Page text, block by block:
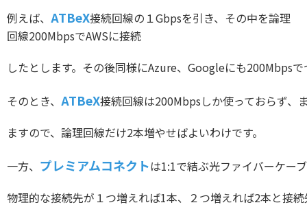
例えば、 ATBeX接続回線の１Gbpsを引き、その中を論理
回線200MbpsでAWSに接続
したとします。その後同様にAzure、Googleにも200Mbps
そのとき、 ATBeX接続回線は200Mbpsしか使っておらず、
ますので、論理回線だけ2本増やせばよいわけです。
一方、 プレミアムコネクトは1:1で結ぶ光ファイバーケー
物理的な接続先が１つ増えれば1本、２つ増えれば2本と接